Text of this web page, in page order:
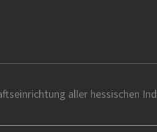
aller hessischen